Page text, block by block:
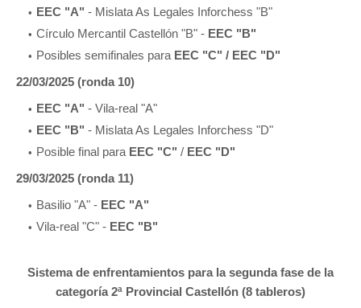
EEC "A" - Mislata As Legales Inforchess "B"
Círculo Mercantil Castellón "B" - EEC "B"
Posibles semifinales para EEC "C" / EEC "D"
22/03/2025 (ronda 10)
EEC "A" - Vila-real "A"
EEC "B" - Mislata As Legales Inforchess "D"
Posible final para EEC "C" / EEC "D"
29/03/2025 (ronda 11)
Basilio "A" - EEC "A"
Vila-real "C" - EEC "B"
Sistema de enfrentamientos para la segunda fase de la
categoría 2ª Provincial Castellón (8 tableros)